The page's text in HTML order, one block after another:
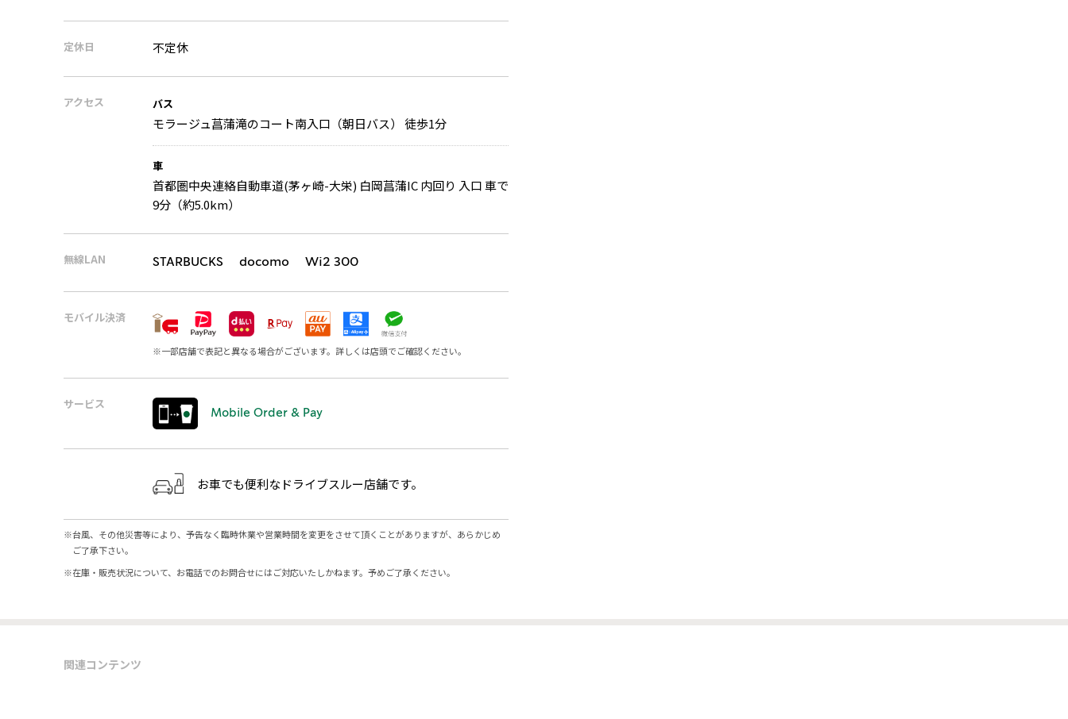
定休日 不定休
アクセス バス
モラージュ菖蒲滝のコート南入口（朝日バス） 徒歩1分
車
首都圏中央連絡自動車道(茅ヶ崎-大栄) 白岡菖蒲IC 内回り 入口 車で
9分（約5.0km）
無線LAN STARBUCKS docomo Wi2 300
モバイル決済
※一部店舗で表記と異なる場合がございます。詳しくは店頭でご確認ください。
サービス
Mobile Order & Pay
お車でも便利なドライブスルー店舗です。
※台風、その他災害等により、予告なく臨時休業や営業時間を変更をさせて頂くことがありますが、あらかじめ
ご了承下さい。
※在庫・販売状況について、お電話でのお問合せにはご対応いたしかねます。予めご了承ください。
関連コンテンツ